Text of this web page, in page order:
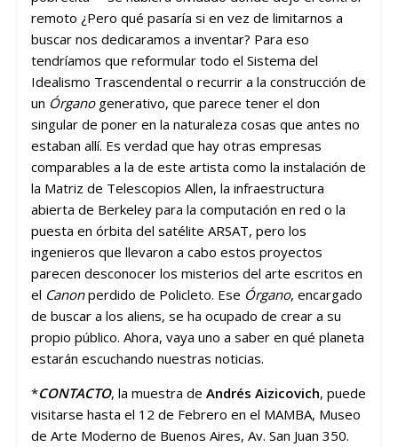
remoto ¿Pero qué pasaría si en vez de limitarnos a
buscar nos dedicaramos a inventar? Para eso
tendríamos que reformular todo el Sistema del
Idealismo Trascendental o recurrir a la construcción de
un Órgano generativo, que parece tener el don
singular de poner en la naturaleza cosas que antes no
estaban allí. Es verdad que hay otras empresas
comparables a la de este artista como la instalación de
la Matriz de Telescopios Allen, la infraestructura
abierta de Berkeley para la computación en red o la
puesta en órbita del satélite ARSAT, pero los
ingenieros que llevaron a cabo estos proyectos
parecen desconocer los misterios del arte escritos en
el Canonperdido de Policleto. Ese Órgano, encargado
de buscar a los aliens, se ha ocupado de crear a su
propio público. Ahora, vaya uno a saber en qué planeta
estarán escuchando nuestras noticias.
*CONTACTO, la muestra de Andrés Aizicovich, puede
visitarse hasta el 12 de Febrero en el MAMBA, Museo
de Arte Moderno de Buenos Aires, Av. San Juan 350.